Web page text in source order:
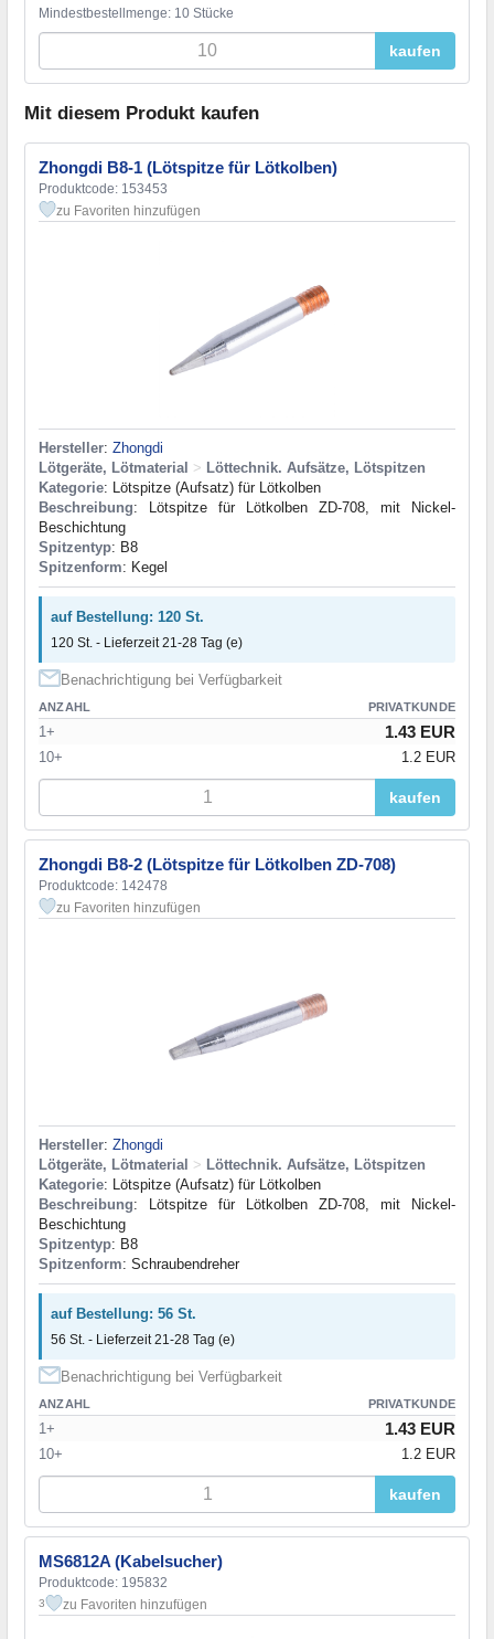
Mindestbestellmenge: 10 Stücke
kaufen
Mit diesem Produkt kaufen
Zhongdi B8-1 (Lötspitze für Lötkolben)
Produktcode: 153453
zu Favoriten hinzufügen
Hersteller: Zhongdi
Lötgeräte, Lötmaterial > Löttechnik. Aufsätze, Lötspitzen
Kategorie: Lötspitze (Aufsatz) für Lötkolben
Beschreibung: Lötspitze für Lötkolben ZD-708, mit Nickel-
Beschichtung
Spitzentyp: B8
Spitzenform: Kegel
auf Bestellung: 120 St.
120 St. - Lieferzeit 21-28 Tag (e)
Benachrichtigung bei Verfügbarkeit
ANZAHL PRIVATKUNDE
1+ 1.43 EUR
10+ 1.2 EUR
kaufen
Zhongdi B8-2 (Lötspitze für Lötkolben ZD-708)
Produktcode: 142478
zu Favoriten hinzufügen
Hersteller: Zhongdi
Lötgeräte, Lötmaterial > Löttechnik. Aufsätze, Lötspitzen
Kategorie: Lötspitze (Aufsatz) für Lötkolben
Beschreibung: Lötspitze für Lötkolben ZD-708, mit Nickel-
Beschichtung
Spitzentyp: B8
Spitzenform: Schraubendreher
auf Bestellung: 56 St.
56 St. - Lieferzeit 21-28 Tag (e)
Benachrichtigung bei Verfügbarkeit
ANZAHL PRIVATKUNDE
1+ 1.43 EUR
10+ 1.2 EUR
kaufen
MS6812A (Kabelsucher)
Produktcode: 195832
3 zu Favoriten hinzufügen